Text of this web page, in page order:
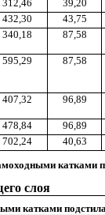
312,46
39,20
432,30
43,75
340,18 87,58
595,29 87,58
407,32 96,89
478,84
96,89
702,24 40,63
катками
слоя
катками